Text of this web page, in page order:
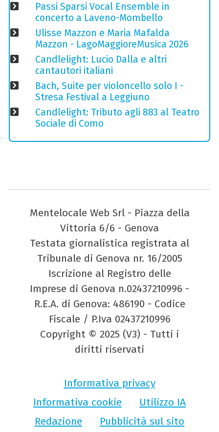
Passi Sparsi Vocal Ensemble in
concerto a Laveno-Mombello
Ulisse Mazzon e Maria Mafalda
Mazzon - LagoMaggioreMusica 2026
Candlelight: Lucio Dalla e altri
cantautori italiani
Bach, Suite per violoncello solo I -
Stresa Festival a Leggiuno
Candlelight: Tributo agli 883 al Teatro
Sociale di Como
Mentelocale Web Srl - Piazza della
Vittoria 6/6 - Genova
Testata giornalistica registrata al
Tribunale di Genova nr. 16/2005
Iscrizione al Registro delle
Imprese di Genova n.02437210996 -
R.E.A. di Genova: 486190 - Codice
Fiscale / P.Iva 02437210996
Copyright © 2025 (V3) - Tutti i
diritti riservati
Informativa privacy
Informativa cookie
Utilizzo IA
Redazione
Pubblicità sul sito